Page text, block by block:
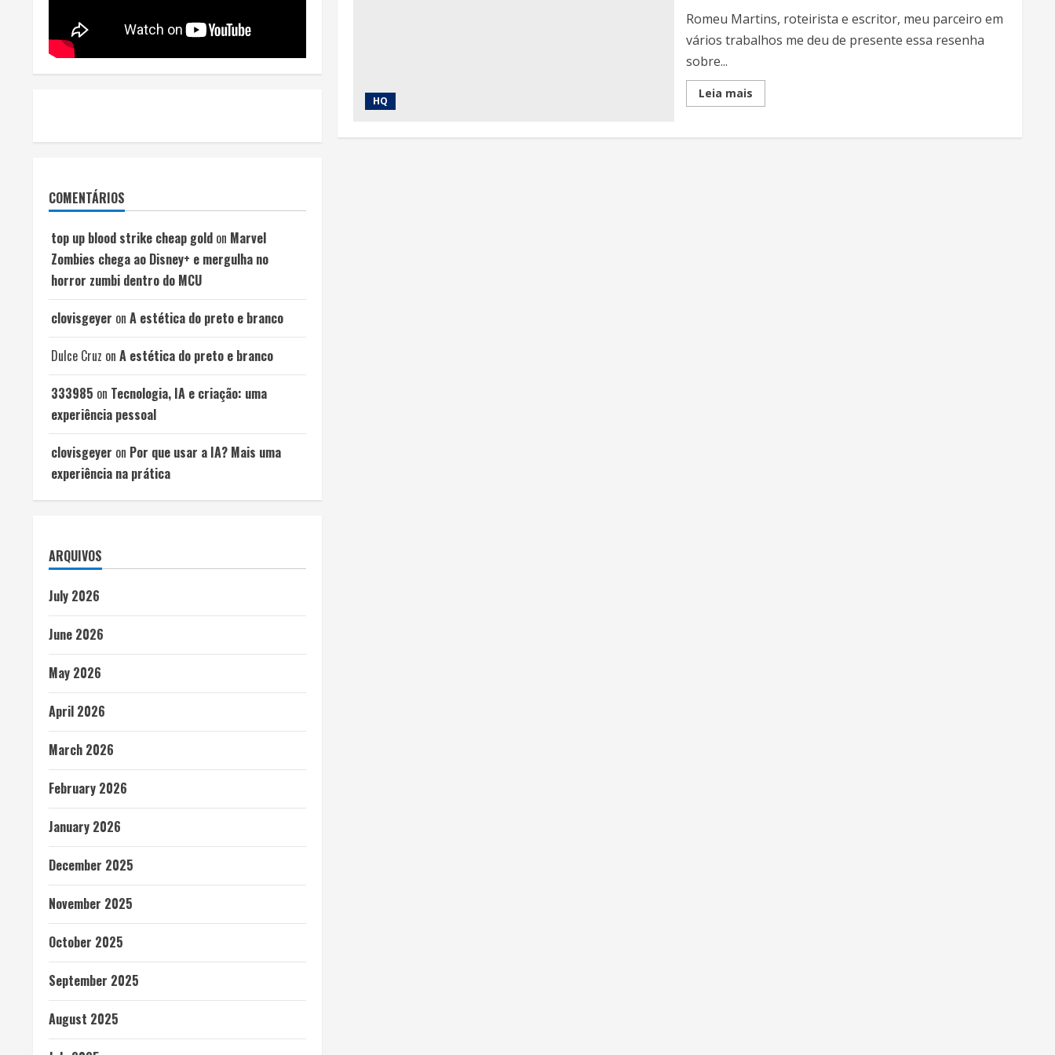
HQ
Romeu Martins, roteirista e escritor, meu parceiro em
vários trabalhos me deu de presente essa resenha
sobre...
Leia maisRead
more
álbum
COMENTÁRIOS
top up blood strike cheap gold on Marvel
Zombies chega ao Disney+ e mergulha no
horror zumbi dentro do MCU
clovisgeyer on A estética do preto e branco
Dulce Cruz on A estética do preto e branco
333985 on Tecnologia, IA e criação: uma
experiência pessoal
clovisgeyer on Por que usar a IA? Mais uma
experiência na prática
ARQUIVOS
July 2026
June 2026
May 2026
April 2026
March 2026
February 2026
January 2026
December 2025
November 2025
October 2025
September 2025
August 2025